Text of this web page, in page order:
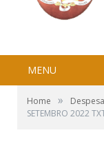
MENU
Home »
SETEMBRO 2022